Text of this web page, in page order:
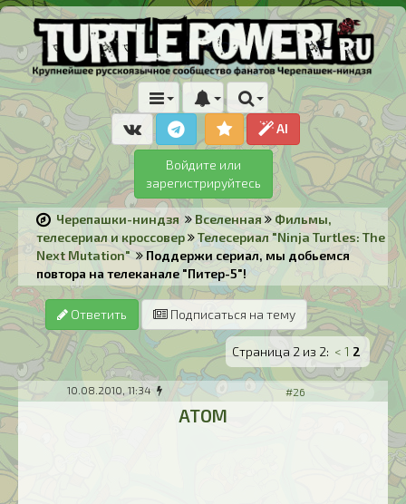
AI
Войдите или
зарегистрируйтесь
Черепашки-ниндзя Вселенная
Фильмы,
телесериал и кроссовер
Телесериал "Ninja Turtles: The
Next Mutation"
Поддержи сериал, мы добьемся
повтора на телеканале "Питер-5"!
Ответить Подписаться на тему
Страница 2 из 2: < 1 2
10.08.2010, 11:34 #26
ATOM